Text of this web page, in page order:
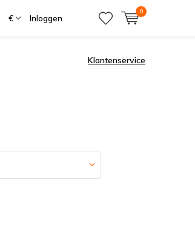
€ Inloggen
0
Klantenservice